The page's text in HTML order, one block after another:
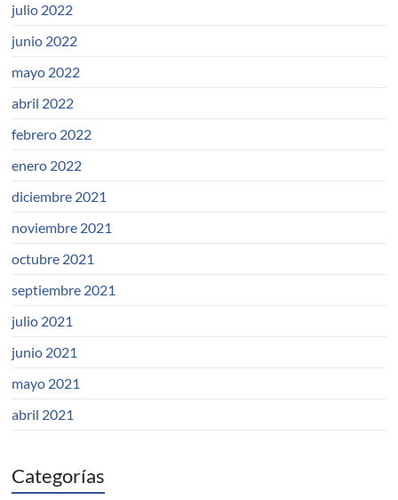
julio 2022
junio 2022
mayo 2022
abril 2022
febrero 2022
enero 2022
diciembre 2021
noviembre 2021
octubre 2021
septiembre 2021
julio 2021
junio 2021
mayo 2021
abril 2021
Categorías